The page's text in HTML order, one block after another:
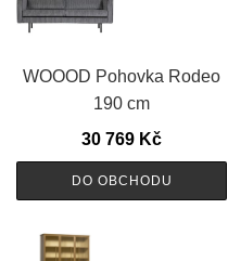
WOOOD Pohovka Rodeo
190 cm
30 769 Kč
DO OBCHODU